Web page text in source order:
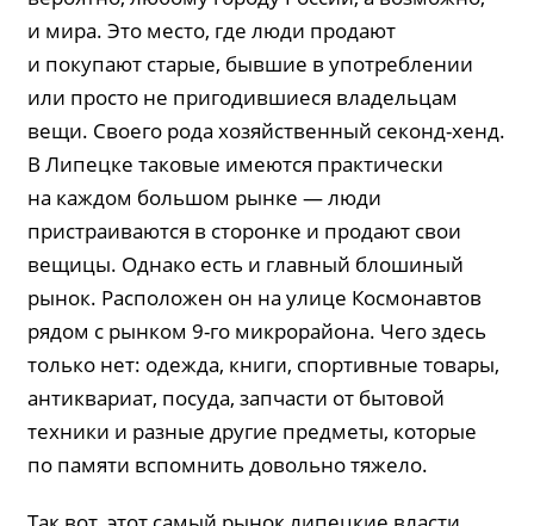
и мира. Это место, где люди продают
и покупают старые, бывшие в употреблении
или просто не пригодившиеся владельцам
вещи. Своего рода хозяйственный секонд-хенд.
В Липецке таковые имеются практически
на каждом большом рынке — люди
пристраиваются в сторонке и продают свои
вещицы. Однако есть и главный блошиный
рынок. Расположен он на улице Космонавтов
рядом с рынком 9-го микрорайона. Чего здесь
только нет: одежда, книги, спортивные товары,
антиквариат, посуда, запчасти от бытовой
техники и разные другие предметы, которые
по памяти вспомнить довольно тяжело.